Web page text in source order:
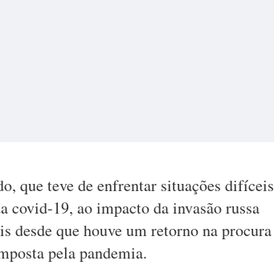
que teve de enfrentar situações difíceis
covid-19, ao impacto da invasão russa
desde que houve um retorno na procura
pela pandemia.